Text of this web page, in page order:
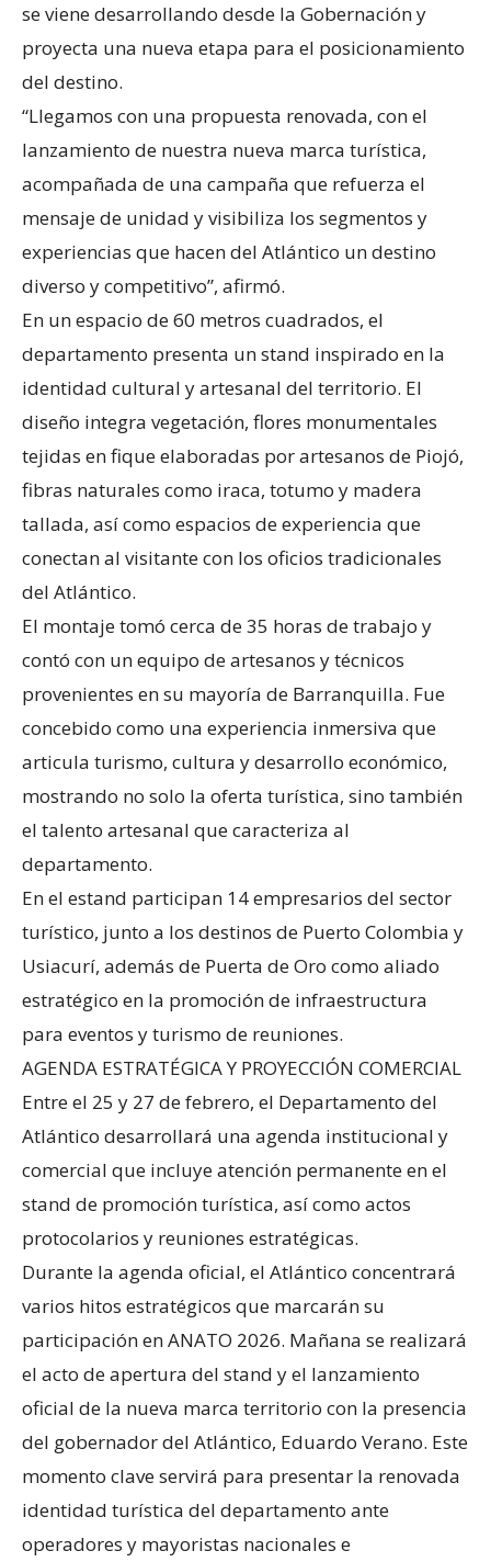
se viene desarrollando desde la Gobernación y
proyecta una nueva etapa para el posicionamiento
del destino.
“Llegamos con una propuesta renovada, con el
lanzamiento de nuestra nueva marca turística,
acompañada de una campaña que refuerza el
mensaje de unidad y visibiliza los segmentos y
experiencias que hacen del Atlántico un destino
diverso y competitivo”, afirmó.
En un espacio de 60 metros cuadrados, el
departamento presenta un stand inspirado en la
identidad cultural y artesanal del territorio. El
diseño integra vegetación, flores monumentales
tejidas en fique elaboradas por artesanos de Piojó,
fibras naturales como iraca, totumo y madera
tallada, así como espacios de experiencia que
conectan al visitante con los oficios tradicionales
del Atlántico.
El montaje tomó cerca de 35 horas de trabajo y
contó con un equipo de artesanos y técnicos
provenientes en su mayoría de Barranquilla. Fue
concebido como una experiencia inmersiva que
articula turismo, cultura y desarrollo económico,
mostrando no solo la oferta turística, sino también
el talento artesanal que caracteriza al
departamento.
En el estand participan 14 empresarios del sector
turístico, junto a los destinos de Puerto Colombia y
Usiacurí, además de Puerta de Oro como aliado
estratégico en la promoción de infraestructura
para eventos y turismo de reuniones.
AGENDA ESTRATÉGICA Y PROYECCIÓN COMERCIAL
Entre el 25 y 27 de febrero, el Departamento del
Atlántico desarrollará una agenda institucional y
comercial que incluye atención permanente en el
stand de promoción turística, así como actos
protocolarios y reuniones estratégicas.
Durante la agenda oficial, el Atlántico concentrará
varios hitos estratégicos que marcarán su
participación en ANATO 2026. Mañana se realizará
el acto de apertura del stand y el lanzamiento
oficial de la nueva marca territorio con la presencia
del gobernador del Atlántico, Eduardo Verano. Este
momento clave servirá para presentar la renovada
identidad turística del departamento ante
operadores y mayoristas nacionales e